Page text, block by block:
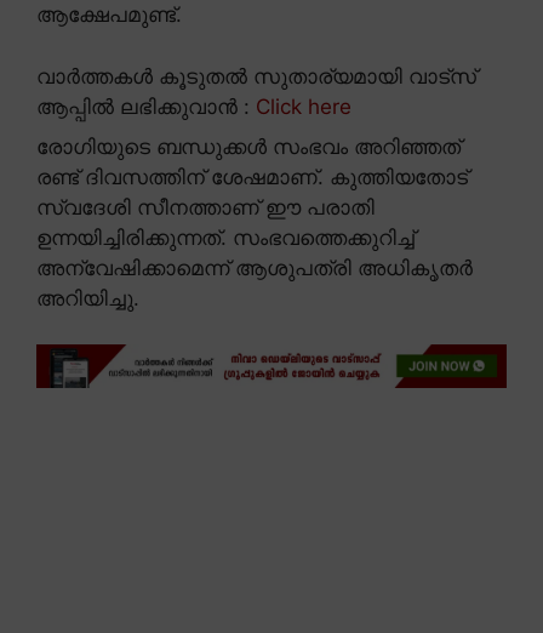
ആക്ഷേപമുണ്ട്.
വാർത്തകൾ കൂടുതൽ സുതാര്യമായി വാട്സ്
ആപ്പിൽ ലഭിക്കുവാൻ : Click here
രോഗിയുടെ ബന്ധുക്കൾ സംഭവം അറിഞ്ഞത്
രണ്ട് ദിവസത്തിന് ശേഷമാണ്. കുത്തിയതോട്
സ്വദേശി സീനത്താണ് ഈ പരാതി
ഉന്നയിച്ചിരിക്കുന്നത്. സംഭവത്തെക്കുറിച്ച്
അന്വേഷിക്കാമെന്ന് ആശുപത്രി അധികൃതർ
അറിയിച്ചു.